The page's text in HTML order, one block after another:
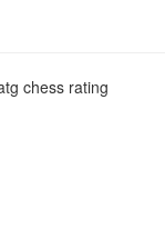
chess rating